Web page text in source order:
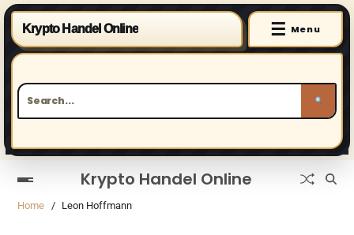
Krypto Handel Online ☰ Menu
Krypto Handel Online
Home Leon Hoffmann